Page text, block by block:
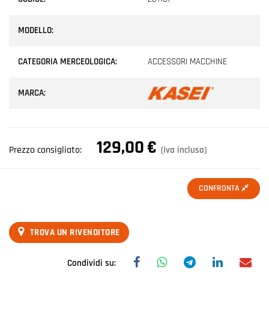
MODELLO:
CATEGORIA MERCEOLOGICA: ACCESSORI MACCHINE
MARCA:
Prezzo consigliato: 129,00€ (iva inclusa)
CONFRONTA
TROVA UN RIVENDITORE
Condividi su: